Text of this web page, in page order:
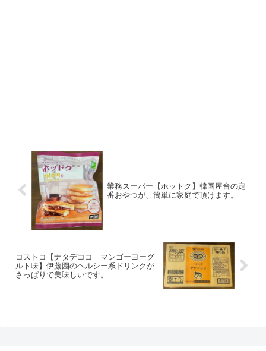
業務スーパー【ホットク】韓国屋台の定
番おやつが、簡単に家庭で頂けます。
コストコ【ナタデココ マンゴーヨーグ
ルト味】伊藤園のヘルシー系ドリンクが
さっぱりで美味しいです。